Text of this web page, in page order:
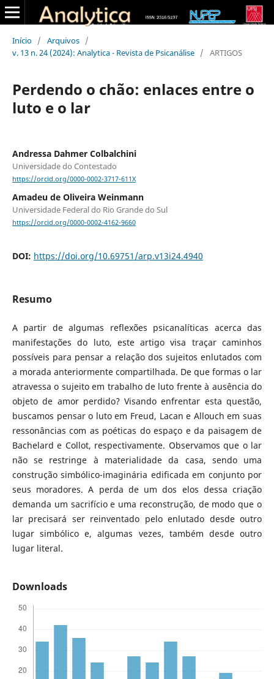
Início / Arquivos /
v. 13 n. 24 (2024): Analytica - Revista de Psicanálise / ARTIGOS
Perdendo o chão: enlaces entre o
luto e o lar
Andressa Dahmer Colbalchini
Universidade do Contestado
https://orcid.org/0000-0002-3717-611X
Amadeu de Oliveira Weinmann
Universidade Federal do Rio Grande do Sul
https://orcid.org/0000-0002-4162-9660
DOI: https://doi.org/10.69751/arp.v13i24.4940
Resumo
A partir de algumas reflexões psicanalíticas acerca das
manifestações do luto, este artigo visa traçar caminhos
possíveis para pensar a relação dos sujeitos enlutados com
a morada anteriormente compartilhada. De que formas o lar
atravessa o sujeito em trabalho de luto frente à ausência do
objeto de amor perdido? Visando enfrentar esta questão,
buscamos pensar o luto em Freud, Lacan e Allouch em suas
ressonâncias com as poéticas do espaço e da paisagem de
Bachelard e Collot, respectivamente. Observamos que o lar
não se restringe à materialidade da casa, sendo uma
construção simbólico-imaginária edificada em conjunto por
seus moradores. A perda de um dos elos dessa criação
demanda um sacrifício e uma reconstrução, de modo que o
lar precisará ser reinventado pelo enlutado desde outro
lugar simbólico e, algumas vezes, também desde outro
lugar literal.
Downloads